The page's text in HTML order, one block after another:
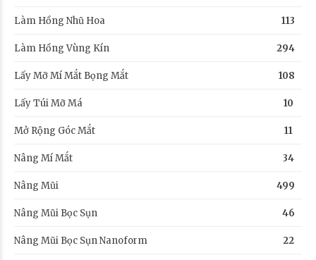
Làm Hồng Nhũ Hoa 113
Làm Hồng Vùng Kín 294
Lấy Mỡ Mí Mắt Bọng Mắt 108
Lấy Túi Mỡ Má 10
Mở Rộng Góc Mắt 11
Nâng Mí Mắt 34
Nâng Mũi 499
Nâng Mũi Bọc Sụn 46
Nâng Mũi Bọc Sụn Nanoform 22